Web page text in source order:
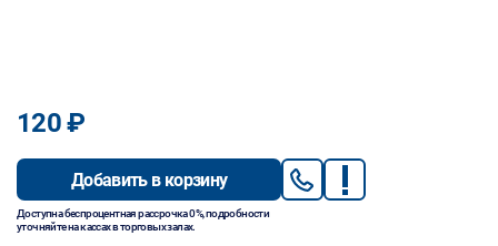
120 ₽
Добавить в корзину
Доступна беспроцентная рассрочка 0%, подробности
уточняйте на кассах в торговых залах.